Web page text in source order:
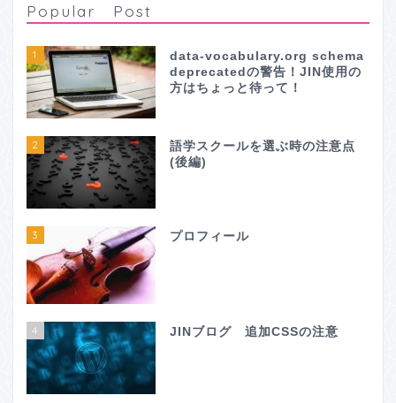
Popular Post
1
data-vocabulary.org schema
deprecatedの警告！JIN使用の
方はちょっと待って！
2
語学スクールを選ぶ時の注意点
(後編)
3 プロフィール
4 JINブログ 追加CSSの注意